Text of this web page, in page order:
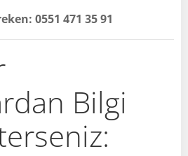
0551 471 35 91
Bilgi